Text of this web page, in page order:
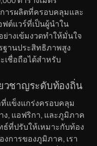
ารผลิตที่ครอบคลุมและ
ต์แวร์ที่เป็นผู้นำใน
างเข้มงวดทำให้มั่นใจ
านประสิทธิภาพสูง
ชื่อถือได้สำหรับ
วชาญระดับท้องถิ่น
ที่แข็งแกร่งครอบคลุม
ง, แอฟริกา, และภูมิภาค
ธ์ที่ปรับให้เหมาะกับท้อง
การของภูมิภาค, เรา